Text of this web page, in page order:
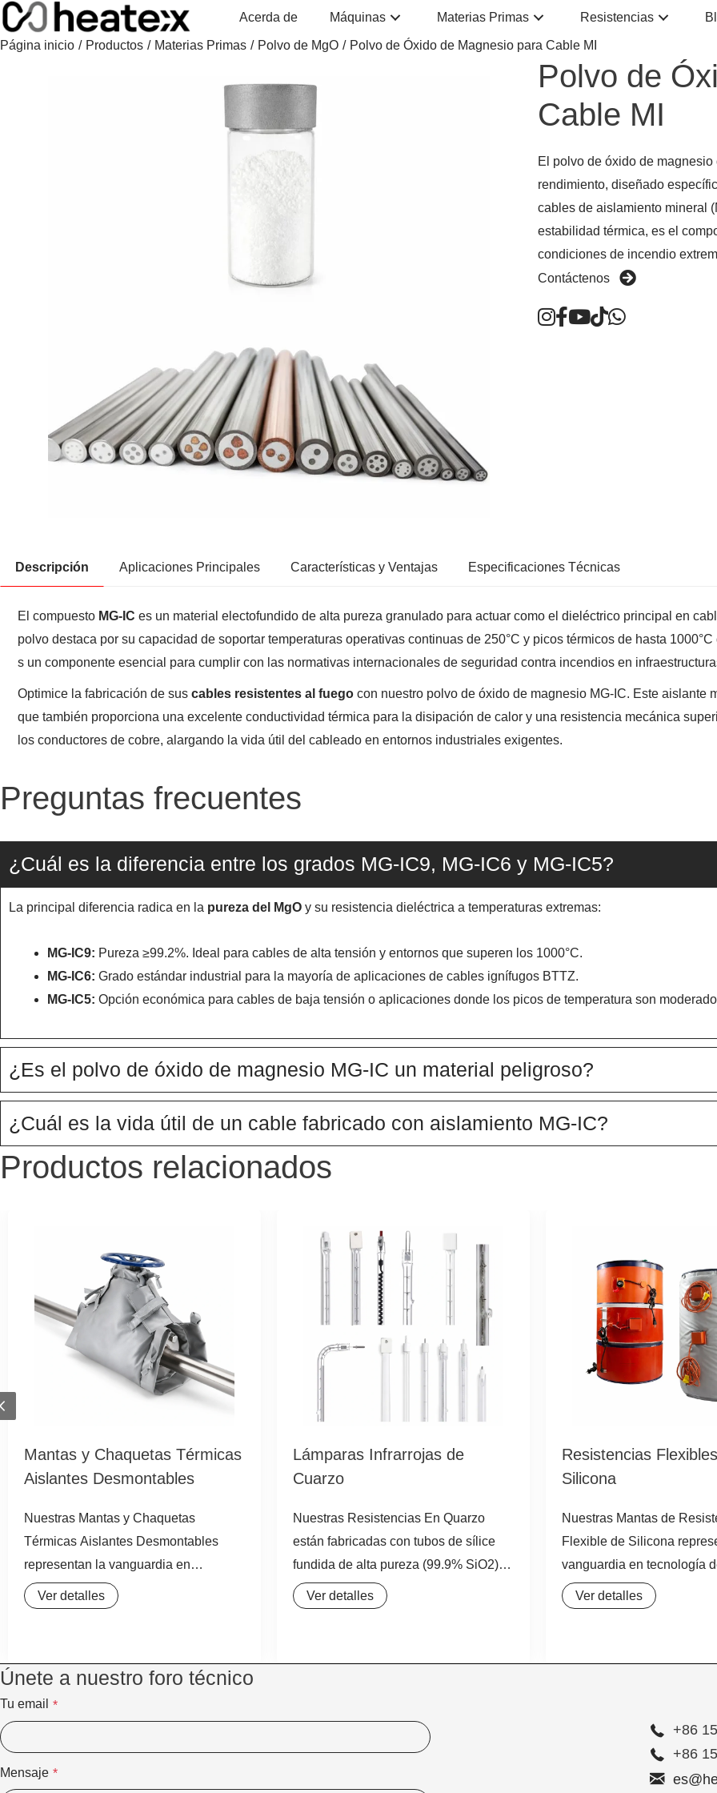
Skip
to
content
Acerda de Máquinas Materias Primas Resistencias
Página inicio / Productos / Materias Primas / Polvo de MgO / Polvo de Óxido de Magnesio para Cable MI
Polvo de
Cable MI
El polvo de óxido de
rendimiento, diseñado
cables de aislamiento mineral
estabilidad térmica, es el
condiciones de incendio
Contáctenos
Descripción Aplicaciones Principales Características y Ventajas Especificaciones Técnicas
El compuesto MG-IC es un material electofundido de alta pureza granulado para actuar como el dieléctrico principal en
polvo destaca por su capacidad de soportar temperaturas operativas continuas de 250°C y picos térmicos de hasta
s un componente esencial para cumplir con las normativas internacionales de seguridad contra incendios en
Optimice la fabricación de sus cables resistentes al fuego con nuestro polvo de óxido de magnesio MG-IC. Este
que también proporciona una excelente conductividad térmica para la disipación de calor y una resistencia mecánica
los conductores de cobre, alargando la vida útil del cableado en entornos industriales exigentes.
Preguntas frecuentes
¿Cuál es la diferencia entre los grados MG-IC9, MG-IC6 y MG-IC5?
La principal diferencia radica en la pureza del MgO y su resistencia dieléctrica a temperaturas extremas:
MG-IC9: Pureza ≥99.2%. Ideal para cables de alta tensión y entornos que superen los 1000°C.
MG-IC6: Grado estándar industrial para la mayoría de aplicaciones de cables ignífugos BTTZ.
MG-IC5: Opción económica para cables de baja tensión o aplicaciones donde los picos de temperatura son
¿Es el polvo de óxido de magnesio MG-IC un material peligroso?
¿Cuál es la vida útil de un cable fabricado con aislamiento MG-IC?
Productos relacionados
Mantas y Chaquetas Térmicas
Aislantes Desmontables
Nuestras Mantas y Chaquetas
Térmicas Aislantes Desmontables
representan la vanguardia en
soluciones de aislamiento térmico
industrial para equipos y tuberías.
térmica excepcional, estas cubiertas
flexibles son la alternativa moderna a
Fabricadas con materiales de alta
calidad como tela de silicona
Ver detalles
Lámparas Infrarrojas de
Cuarzo
Nuestras Resistencias En Quarzo
están fabricadas con tubos de sílice
fundida de alta pureza (99.9% SiO2),
lo que garantiza una transparencia
excepcional a las ondas infrarrojas y
una estabilidad dimensional y térmica
que prolonga la vida útil
Ver detalles
Resistencias
Silicona
Nuestras Mantas de
Flexible de Silicona
vanguardia en tecnología
calentamiento de
solución integral diseñada
de estas Cintas
formado por un elemento
resistencia de aleación de
Ver detalles
Previous
Únete a nuestro foro técnico
Tu email *
Mensaje *
+86
+86